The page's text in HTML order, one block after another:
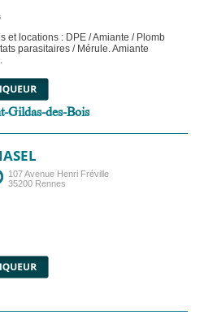
et locations : DPE / Amiante / Plomb
parasitaires / Mérule. Amiante
Gildas-des-Bois
107 Avenue Henri Fréville
35200 Rennes